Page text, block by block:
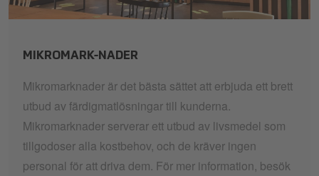
MIKROMARK-NADER
Mikromarknader är det bästa sättet att erbjuda ett brett
utbud av färdigmatlösningar till kunderna.
Mikromarknader serverar ett utbud av livsmedel som
tillgodoser alla kostbehov, och de kräver ingen
personal för att driva dem. För mer information, besök